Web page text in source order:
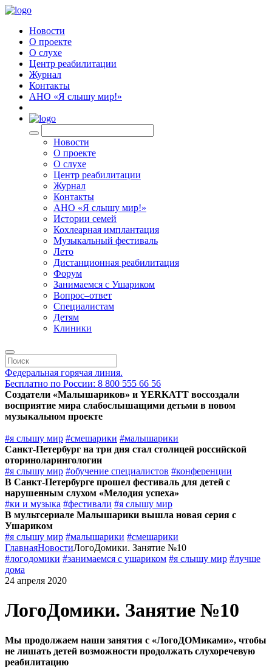
Новости
О проекте
О слухе
Центр реабилитации
Журнал
Контакты
АНО «Я слышу мир!»
Новости
О проекте
О слухе
Центр реабилитации
Журнал
Контакты
АНО «Я слышу мир!»
Истории семей
Кохлеарная имплантация
Музыкальный фестиваль
Лето
Дистанционная реабилитация
Форум
Занимаемся с Ушариком
Вопрос–ответ
Специалистам
Детям
Клиники
Федеральная горячая линия.
Бесплатно по России: 8 800 555 66 56
Создатели «Малышариков» и YERKATT воссоздали
восприятие мира слабослышащими детьми в новом
музыкальном проекте
#я слышу мир #смешарики #малышарики
Санкт-Петербург на три дня стал столицей российской
оториноларингологии
#я слышу мир #обучение специалистов #конференции
В Санкт-Петербурге прошел фестиваль для детей с
нарушенным слухом «Мелодия успеха»
#ки и музыка #фестивали #я слышу мир
В мультсериале Малышарики вышла новая серия с
Ушариком
#я слышу мир #малышарики #смешарики
ГлавнаяНовостиЛогоДомики. Занятие №10
#логодомики #занимаемся с ушариком #я слышу мир #лучше
дома
24 апреля 2020
ЛогоДомики. Занятие №10
Мы продолжаем наши занятия с «ЛогоДОМиками», чтобы
не лишать детей возможности продолжать слухоречевую
реабилитацию